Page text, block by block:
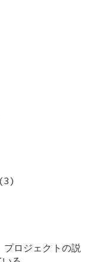
(3)
ロジェクトの説